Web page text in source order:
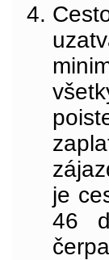
je
46